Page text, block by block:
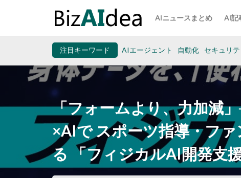
AIニュースまとめ AI記
注目キーワード AIエージェント 自動化 セキュリテ
「フォームより、力加減
×AIで スポーツ指導・フ
る 「フィジカルAI開発支